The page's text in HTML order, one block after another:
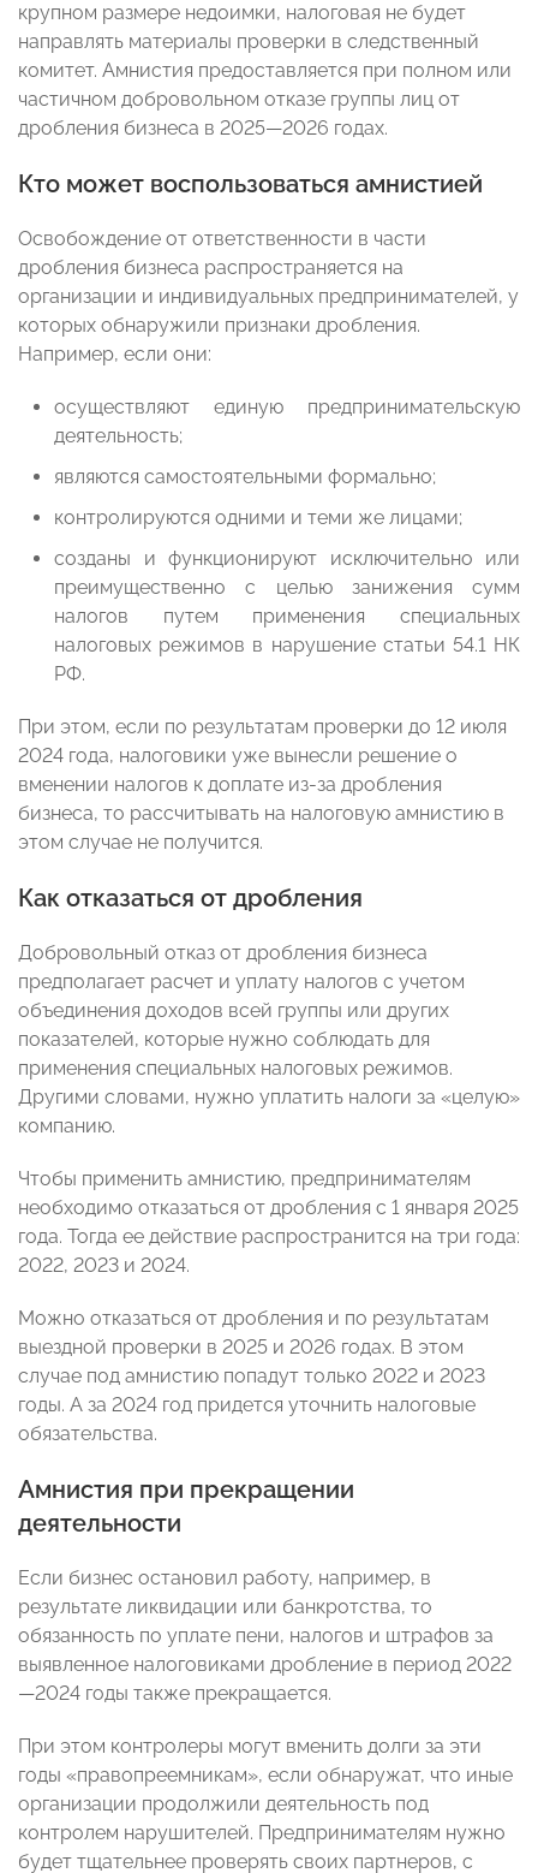
крупном размере недоимки, налоговая не будет
направлять материалы проверки в следственный
комитет. Амнистия предоставляется при полном или
частичном добровольном отказе группы лиц от
дробления бизнеса в 2025—2026 годах.
Кто может воспользоваться амнистией
Освобождение от ответственности в части
дробления бизнеса распространяется на
организации и индивидуальных предпринимателей, у
которых обнаружили признаки дробления.
Например, если они:
осуществляют единую предпринимательскую
деятельность;
являются самостоятельными формально;
контролируются одними и теми же лицами;
созданы и функционируют исключительно или
преимущественно с целью занижения сумм
налогов путем применения специальных
налоговых режимов в нарушение статьи 54.1 НК
РФ.
При этом, если по результатам проверки до 12 июля
2024 года, налоговики уже вынесли решение о
вменении налогов к доплате из-за дробления
бизнеса, то рассчитывать на налоговую амнистию в
этом случае не получится.
Как отказаться от дробления
Добровольный отказ от дробления бизнеса
предполагает расчет и уплату налогов с учетом
объединения доходов всей группы или других
показателей, которые нужно соблюдать для
применения специальных налоговых режимов.
Другими словами, нужно уплатить налоги за «целую»
компанию.
Чтобы применить амнистию, предпринимателям
необходимо отказаться от дробления с 1 января 2025
года. Тогда ее действие распространится на три года:
2022, 2023 и 2024.
Можно отказаться от дробления и по результатам
выездной проверки в 2025 и 2026 годах. В этом
случае под амнистию попадут только 2022 и 2023
годы. А за 2024 год придется уточнить налоговые
обязательства.
Амнистия при прекращении
деятельности
Если бизнес остановил работу, например, в
результате ликвидации или банкротства, то
обязанность по уплате пени, налогов и штрафов за
выявленное налоговиками дробление в период 2022
—2024 годы также прекращается.
При этом контролеры могут вменить долги за эти
годы «правопреемникам», если обнаружат, что иные
организации продолжили деятельность под
контролем нарушителей. Предпринимателям нужно
будет тщательнее проверять своих партнеров, с